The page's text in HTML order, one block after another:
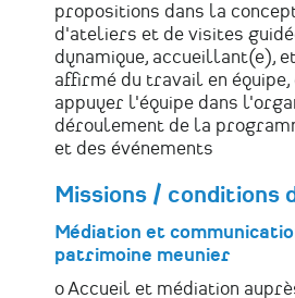
propositions dans la
d'ateliers et de visites
dynamique, accueillant(e),
affirmé du travail en
appuyer l'équipe dans
déroulement de la
et des événements
Missions / conditions
Médiation et
patrimoine meunier
o Accueil et médiation